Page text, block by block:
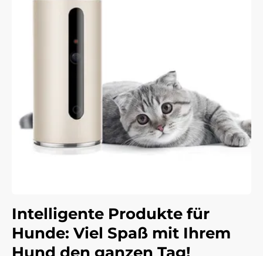
Intelligente Produkte für
Hunde: Viel Spaß mit Ihrem